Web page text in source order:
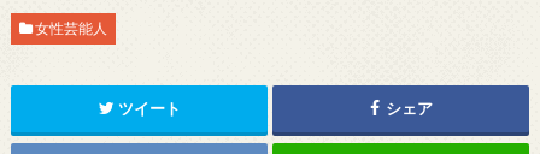
女性芸能人
ツイート シェア